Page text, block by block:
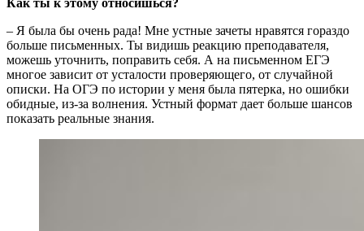
‒ Я была бы очень рада! Мне устные зачеты нравятся гораздо
больше письменных. Ты видишь реакцию преподавателя,
можешь уточнить, поправить себя. А на письменном ЕГЭ
многое зависит от усталости проверяющего, от случайной
описки. На ОГЭ по истории у меня была пятерка, но ошибки
обидные, из-за волнения. Устный формат дает больше шансов
показать реальные знания.